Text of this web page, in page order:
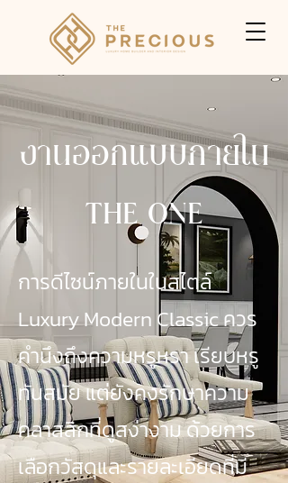
งานออกแบบภายใน
THE ONE
การดีไซน์ภายในในสไตล์
Luxury Modern Classic ควร
คำนึงถึงความหรูหรา เรียบหรู
ทันสมัย แต่ยังคงรักษาความ
คลาสสิกที่ดูสง่างาม ด้วยการ
เลือกวัสดุและรายละเอียดที่มี